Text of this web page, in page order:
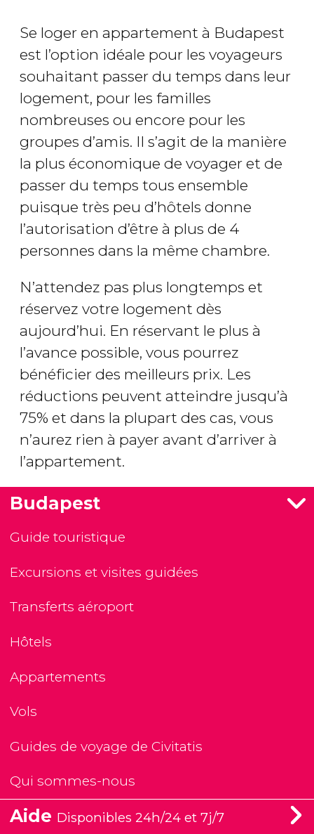
Se loger en appartement à Budapest
est l’option idéale pour les voyageurs
souhaitant passer du temps dans leur
logement, pour les familles
nombreuses ou encore pour les
groupes d’amis. Il s’agit de la manière
la plus économique de voyager et de
passer du temps tous ensemble
puisque très peu d’hôtels donne
l’autorisation d’être à plus de 4
personnes dans la même chambre.
N’attendez pas plus longtemps et
réservez votre logement dès
aujourd’hui. En réservant le plus à
l’avance possible, vous pourrez
bénéficier des meilleurs prix. Les
réductions peuvent atteindre jusqu’à
75% et dans la plupart des cas, vous
n’aurez rien à payer avant d’arriver à
l’appartement.
Budapest
Guide touristique
Excursions et visites guidées
Transferts aéroport
Hôtels
Appartements
Vols
Guides de voyage de Civitatis
Qui sommes-nous
Aide Disponibles 24h/24 et 7j/7